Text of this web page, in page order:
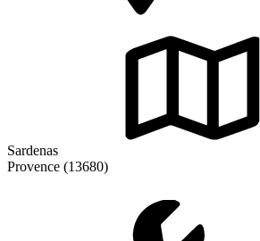
Sardenas
Provence (13680)